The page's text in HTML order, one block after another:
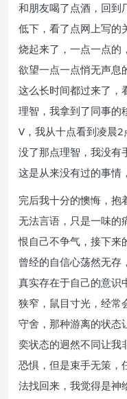
和朋友喝了点酒，回到
低下，看了点网上写的
烧起来了，一点一点的
欲望一点一点悄无声息
这么长时间都过来了，
理智，我拿到了同事的
V，我从十点看到凌晨
没了那点理智，我没有
这是从来没有过的事情
完后我十分的懊悔，抱
无法言语，只是一味的
恨自己不争气，接下来
曾经的自信心荡然无存
真实存在于自己的意识
狭窄，鼠目寸光，经常
守舍，那种游离的状态
奕状态的迥然不同让我
恐惧，但是束手无策，
法找回来，我觉得是神